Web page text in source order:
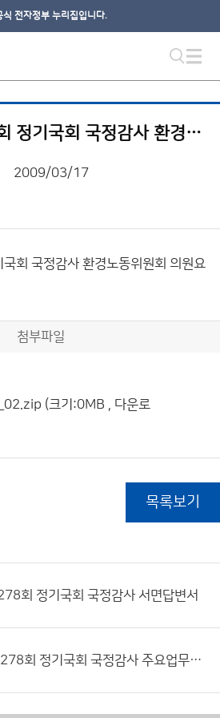
전자정부 누리집입니다.
2008년도 제278회 정기국회 국정감사 환경노동위원회 의원요구자료 목록
2009/03/17
회 국정감사 환경노동위원회 의원요
첨부파일
(크기:0MB , 다운로
목록보기
회 정기국회 국정감사 서면답변서
2008년도 제 278회 정기국회 국정감사 주요업무보고